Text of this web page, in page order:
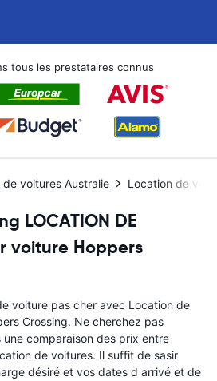
tous les prestataires connus
de voitures Australie Location de
LOCATION DE
voiture Hoppers
voiture pas cher avec Location de
Crossing. Ne cherchez pas
une comparaison des prix entre
de voitures. Il suffit de sasir
désiré et vos dates d arrivé et de